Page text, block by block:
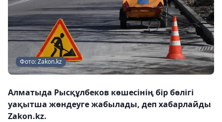
Фото: Zakon.kz
Алматыда Рысқұлбеков көшесінің бір бөлігі
уақытша жөндеуге жабылады, деп хабарлайды
Zakon.kz.